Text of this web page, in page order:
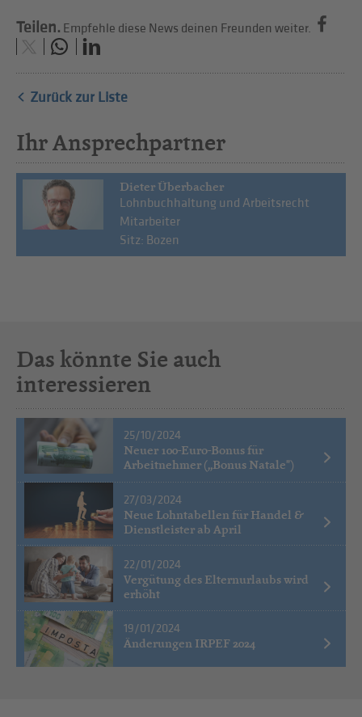
Teilen. Empfehle diese News deinen Freunden weiter.
Zurück zur Liste
Ihr Ansprechpartner
Dieter Überbacher
Lohnbuchhaltung und Arbeitsrecht
Mitarbeiter
Sitz: Bozen
Das könnte Sie auch
interessieren
25/10/2024
Neuer 100-Euro-Bonus für
Arbeitnehmer („Bonus Natale")
27/03/2024
Neue Lohntabellen für Handel &
Dienstleister ab April
22/01/2024
Vergütung des Elternurlaubs wird
erhöht
19/01/2024
Änderungen IRPEF 2024